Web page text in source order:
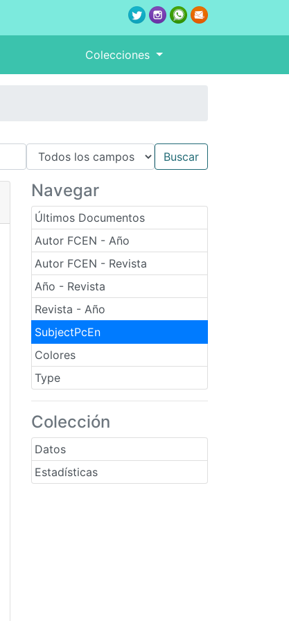
Colecciones
Navegar
Últimos Documentos
Autor FCEN - Año
Autor FCEN - Revista
Año - Revista
Revista - Año
SubjectPcEn
Colores
Type
Colección
Datos
Estadísticas